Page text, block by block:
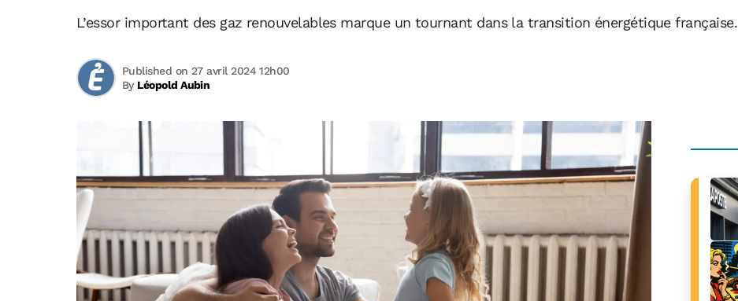
L’essor important des gaz renouvelables marque un tournant dans la transition énergétique française.
By Léopold Aubin
Published on 27 avril 2024 12h00